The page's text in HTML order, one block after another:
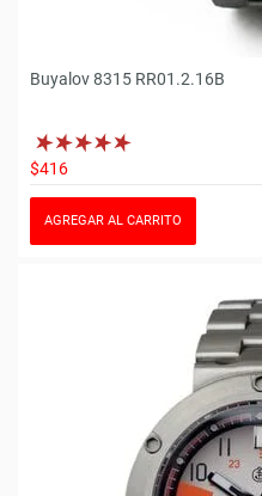
Buyalov 8315 RR01.2.16B
$416
AGREGAR AL CARRITO